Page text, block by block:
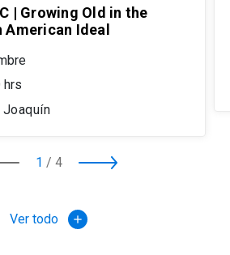
| Growing Old in the
Ideal
hrs
Joaquín
1 / 4
Ver todo add